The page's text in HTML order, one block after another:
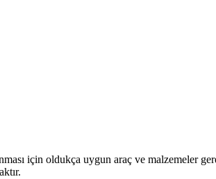
için oldukça uygun araç ve malzemeler